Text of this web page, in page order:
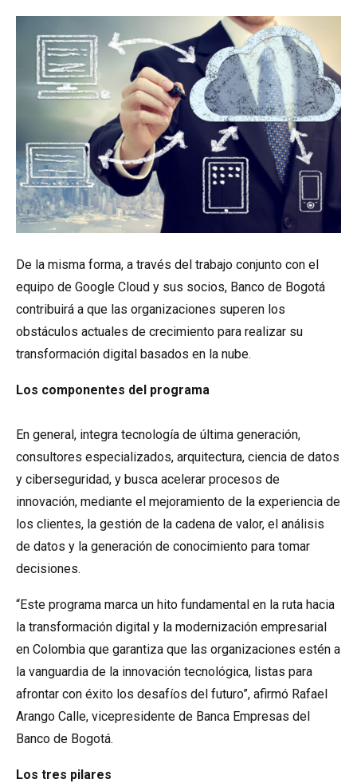
De la misma forma, a través del trabajo conjunto con el
equipo de Google Cloud y sus socios, Banco de Bogotá
contribuirá a que las organizaciones superen los
obstáculos actuales de crecimiento para realizar su
transformación digital basados en la nube.
Los componentes del programa
En general, integra tecnología de última generación,
consultores especializados, arquitectura, ciencia de datos
y ciberseguridad, y busca acelerar procesos de
innovación, mediante el mejoramiento de la experiencia de
los clientes, la gestión de la cadena de valor, el análisis
de datos y la generación de conocimiento para tomar
decisiones.
“Este programa marca un hito fundamental en la ruta hacia
la transformación digital y la modernización empresarial
en Colombia que garantiza que las organizaciones estén a
la vanguardia de la innovación tecnológica, listas para
afrontar con éxito los desafíos del futuro”, afirmó Rafael
Arango Calle, vicepresidente de Banca Empresas del
Banco de Bogotá.
Los tres pilares